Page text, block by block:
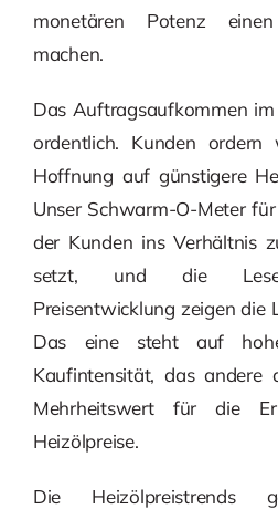
monetären Potenz
machen.
Das Auftragsaufkommen
ordentlich. Kunden ordern
Hoffnung auf günstigere
Unser Schwarm-O-Meter
der Kunden ins Verhältnis
setzt, und die
Preisentwicklung zeigen die
Das eine steht auf
Kaufintensität, das andere
Mehrheitswert für die
Heizölpreise.
Die Heizölpreistrends